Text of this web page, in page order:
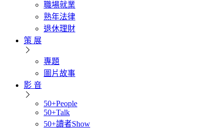
職場就業
熟年法律
退休理財
策 展
專題
圖片故事
影 音
50+People
50+Talk
50+讀者Show